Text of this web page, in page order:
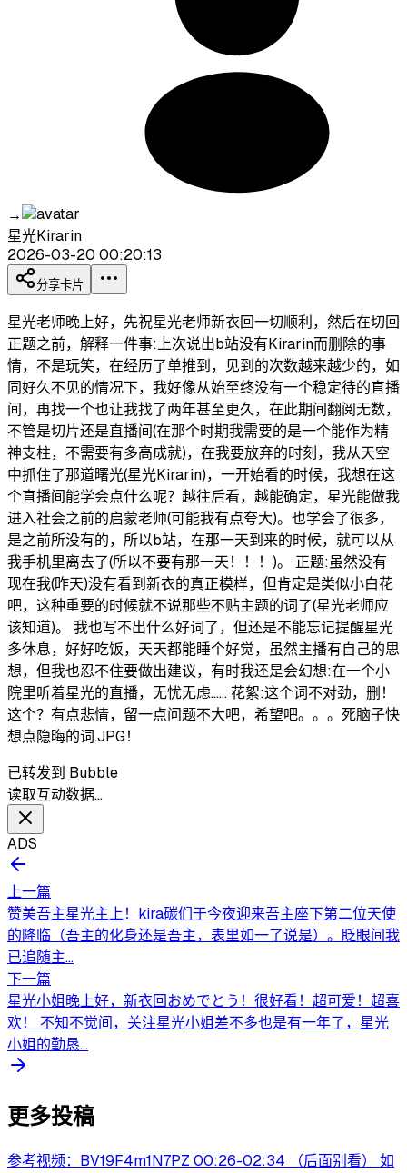
→
星光Kirarin
2026-03-20 00:20:13
分享卡片
星光老师晚上好，先祝星光老师新衣回一切顺利，然后在切回
正题之前，解释一件事:上次说出b站没有Kirarin而删除的事
情，不是玩笑，在经历了单推到，见到的次数越来越少的，如
同好久不见的情况下，我好像从始至终没有一个稳定待的直播
间，再找一个也让我找了两年甚至更久，在此期间翻阅无数，
不管是切片还是直播间(在那个时期我需要的是一个能作为精
神支柱，不需要有多高成就)，在我要放弃的时刻，我从天空
中抓住了那道曙光(星光Kirarin)，一开始看的时候，我想在这
个直播间能学会点什么呢？越往后看，越能确定，星光能做我
进入社会之前的启蒙老师(可能我有点夸大)。也学会了很多，
是之前所没有的，所以b站，在那一天到来的时候，就可以从
我手机里离去了(所以不要有那一天！！！)。 正题:虽然没有
现在我(昨天)没有看到新衣的真正模样，但肯定是类似小白花
吧，这种重要的时候就不说那些不贴主题的词了(星光老师应
该知道)。 我也写不出什么好词了，但还是不能忘记提醒星光
多休息，好好吃饭，天天都能睡个好觉，虽然主播有自己的思
想，但我也忍不住要做出建议，有时我还是会幻想:在一个小
院里听着星光的直播，无忧无虑…… 花絮:这个词不对劲，删！
这个？有点悲情，留一点问题不大吧，希望吧。。。死脑子快
想点隐晦的词.JPG！
已转发到 Bubble
读取互动数据…
ADS
上一篇
赞美吾主星光主上！kira碳们于今夜迎来吾主座下第二位天使
的降临（吾主的化身还是吾主，表里如一了说是）。眨眼间我
已追随主...
下一篇
星光小姐晚上好，新衣回おめでとう！很好看！超可爱！超喜
欢！ 不知不觉间，关注星光小姐差不多也是有一年了，星光
小姐的勤恳...
更多投稿
参考视频：BV19F4m1N7PZ 00:26-02:34 （后面别看） 如